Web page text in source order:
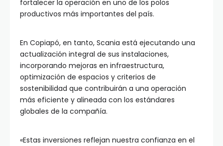
fortalecer la operación en uno de los polos
productivos más importantes del país.
En Copiapó, en tanto, Scania está ejecutando una
actualización integral de sus instalaciones,
incorporando mejoras en infraestructura,
optimización de espacios y criterios de
sostenibilidad que contribuirán a una operación
más eficiente y alineada con los estándares
globales de la compañía.
«Estas inversiones reflejan nuestra confianza en el